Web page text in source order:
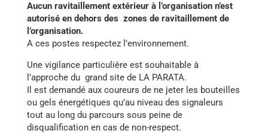
Aucun ravitaillement extérieur à l’organisation n’est
autorisé en dehors des zones de ravitaillement de
l’organisation.
A ces postes respectez l’environnement.
Une vigilance particulière est souhaitable à
l’approche du grand site de LA PARATA.
Il est demandé aux coureurs de ne jeter les bouteilles
ou gels énergétiques qu’au niveau des signaleurs
tout au long du parcours sous peine de
disqualification en cas de non-respect.